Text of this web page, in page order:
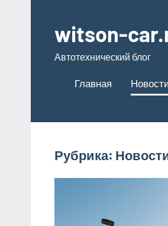
содержимому
witson-
Автотехнический блог
Главная
Рубрика: